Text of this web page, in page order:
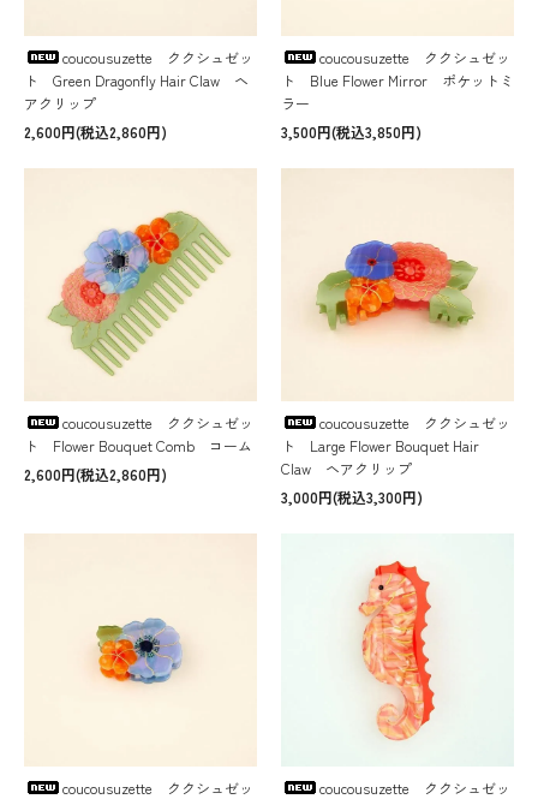
coucousuzette ククシュゼッ
ト Green Dragonfly Hair Claw ヘ
アクリップ
2,600円(税込2,860円)
coucousuzette ククシュゼッ
ト Blue Flower Mirror ポケットミ
ラー
3,500円(税込3,850円)
coucousuzette ククシュゼッ
ト Flower Bouquet Comb コーム
2,600円(税込2,860円)
coucousuzette ククシュゼッ
ト Large Flower Bouquet Hair
Claw ヘアクリップ
3,000円(税込3,300円)
coucousuzette ククシュゼッ
coucousuzette ククシュゼッ